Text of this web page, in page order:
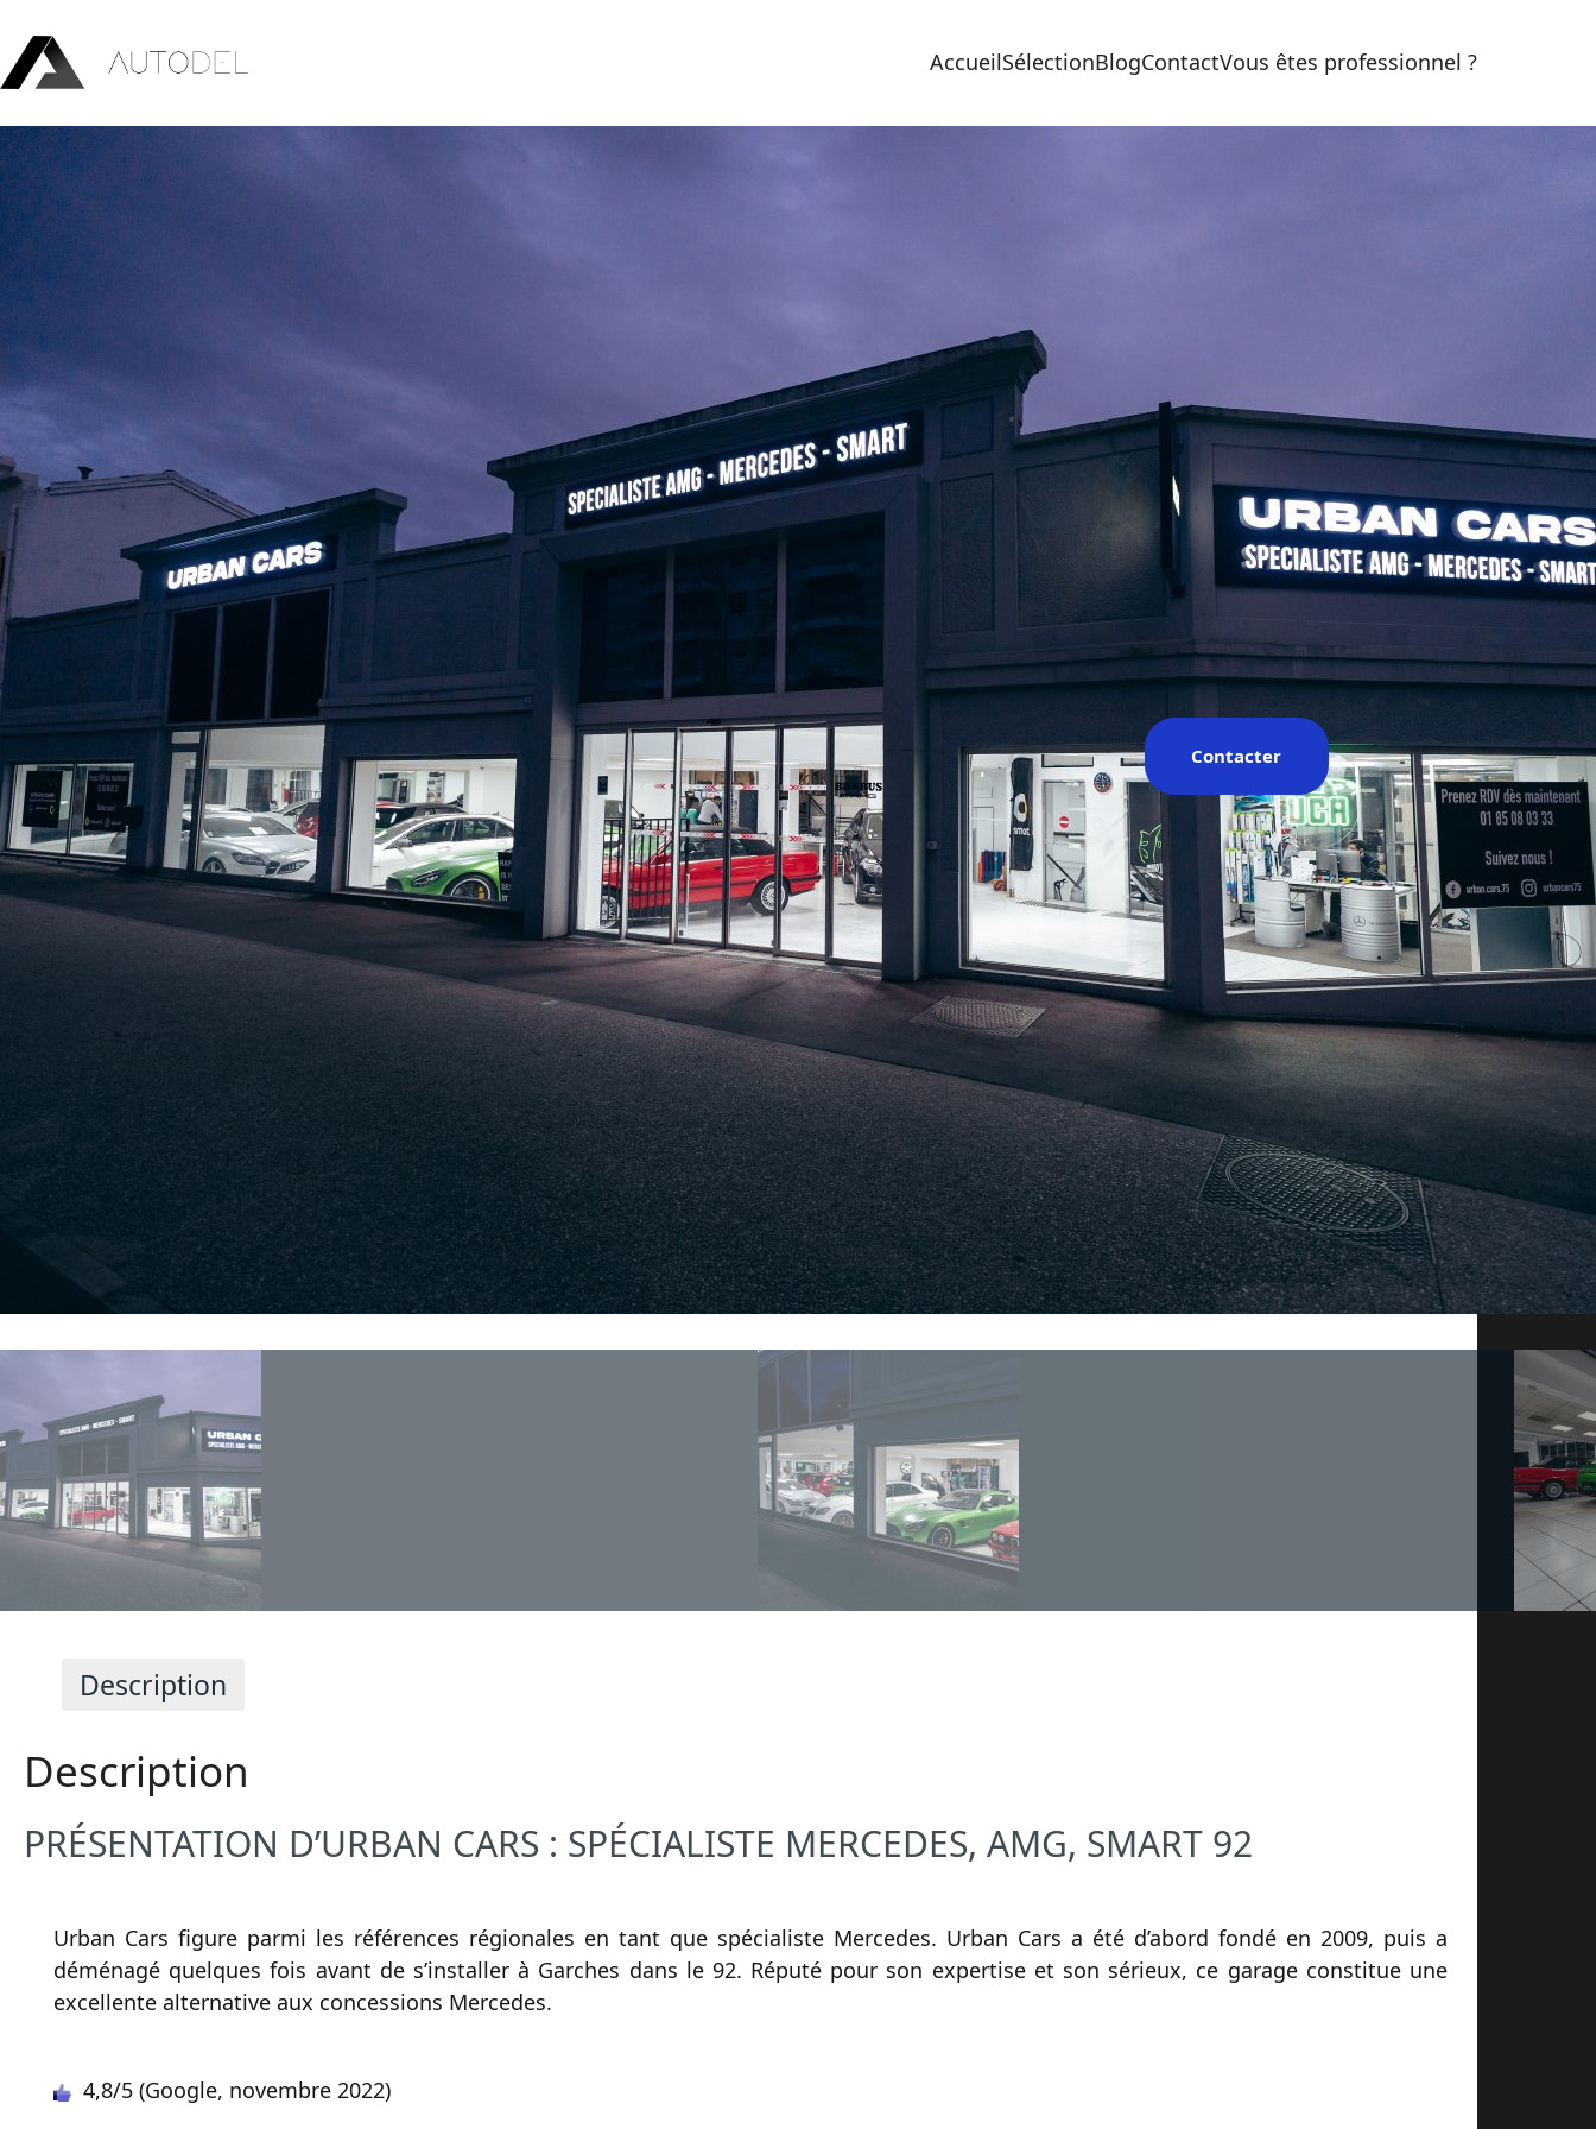
AccueilSélectionBlogContactVous êtes professionnel ?
Urban Cars est un garage
spécialiste Mercedes dans le 92.
Son domaine d’expertise concerne
l’ensemble des marques du groupe :
Mercedes, AMG, Smart et Maybach.
Ce garage ancien et reconnu dans la
région propose tant de la vente que
de la mécanique et de la carrosserie.
Garches (92)
Contacter
CATÉGORIES : ACHAT VENTE,CARROSSERIE,
MÉCANIQUE,PERFORMANCE
Description
Description
PRÉSENTATION D’URBAN CARS : SPÉCIALISTE MERCEDES, AMG, SMART 92
Urban Cars figure parmi les références régionales en tant que spécialiste Mercedes. Urban Cars a été d’abord fondé en 2009, puis a
déménagé quelques fois avant de s’installer à Garches dans le 92. Réputé pour son expertise et son sérieux, ce garage constitue une
excellente alternative aux concessions Mercedes.
4,8/5 (Google, novembre 2022)